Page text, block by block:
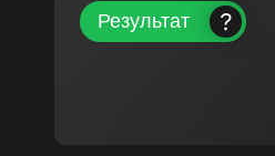
Результат